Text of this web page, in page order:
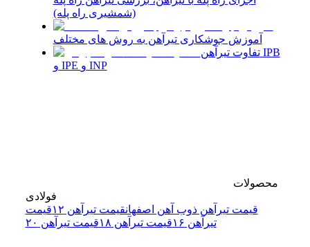
(شمشیری راه پله)
آموزش جوشکاری تیرآهن به روش‌ های مختلف
تفاوت تیرآهن IPB
و IPE و INP
محصولات
فولادی
قیمت تیرآهن ذوب آهن اصفهانقیمت تیرآهن ۱۲
قیمت
تیرآهن ۱۶
قیمت تیرآهن ۱۸ قیمت تیرآهن ۲۰